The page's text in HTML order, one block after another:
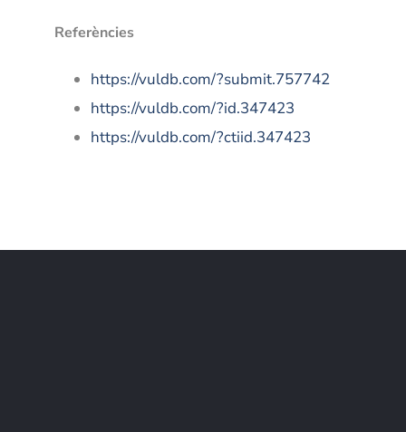
Referències
https://vuldb.com/?submit.757742
https://vuldb.com/?id.347423
https://vuldb.com/?ctiid.347423